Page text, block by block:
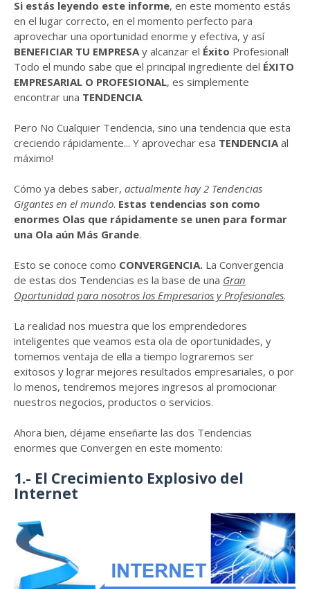
Si estás leyendo este informe, en este momento estás
en el lugar correcto, en el momento perfecto para
aprovechar una oportunidad enorme y efectiva, y así
BENEFICIAR TU EMPRESA y alcanzar el Éxito Profesional!
Todo el mundo sabe que el principal ingrediente del ÉXITO
EMPRESARIAL O PROFESIONAL, es simplemente
encontrar una TENDENCIA.
Pero No Cualquier Tendencia, sino una tendencia que esta
creciendo rápidamente... Y aprovechar esa TENDENCIA al
máximo!
Cómo ya debes saber, actualmente hay 2 Tendencias
Gigantes en el mundo. Estas tendencias son como
enormes Olas que rápidamente se unen para formar
una Ola aún Más Grande.
Esto se conoce como CONVERGENCIA. La Convergencia
de estas dos Tendencias es la base de una Gran
Oportunidad para nosotros los Empresarios y Profesionales.
La realidad nos muestra que los emprendedores
inteligentes que veamos esta ola de oportunidades, y
tomemos ventaja de ella a tiempo lograremos ser
exitosos y lograr mejores resultados empresariales, o por
lo menos, tendremos mejores ingresos al promocionar
nuestros negocios, productos o servicios.
Ahora bien, déjame enseñarte las dos Tendencias
enormes que Convergen en este momento:
1.- El Crecimiento Explosivo del
Internet